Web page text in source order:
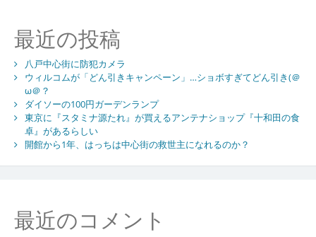
最近の投稿
八戸中心街に防犯カメラ
ウィルコムが「どん引きキャンペーン」…ショボすぎてどん引き(＠
ω＠？
ダイソーの100円ガーデンランプ
東京に『スタミナ源たれ』が買えるアンテナショップ『十和田の食
卓』があるらしい
開館から1年、はっちは中心街の救世主になれるのか？
最近のコメント